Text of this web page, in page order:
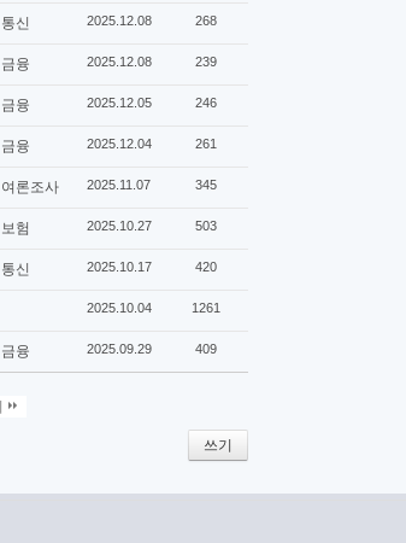
통신 2025.12.08 268
금융 2025.12.08 239
금융 2025.12.05 246
금융 2025.12.04 261
여론조사 2025.11.07 345
보험 2025.10.27 503
통신 2025.10.17 420
2025.10.04 1261
금융 2025.09.29 409
쓰기